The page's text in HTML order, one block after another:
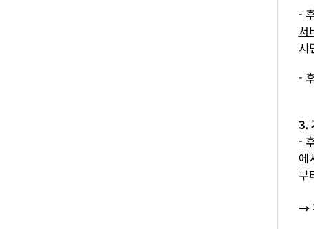
-
서
시
-
3.
-
에
부
→